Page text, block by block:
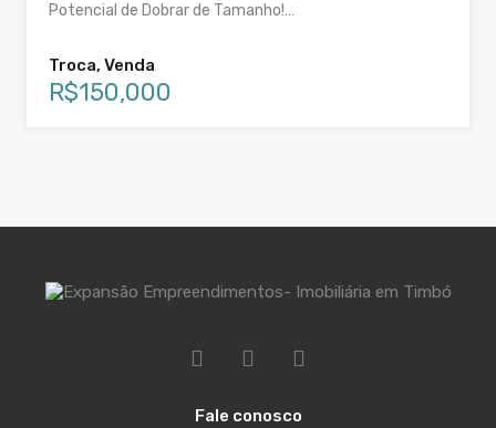
Potencial de Dobrar de Tamanho!…
Troca, Venda
R$150,000
Fale conosco